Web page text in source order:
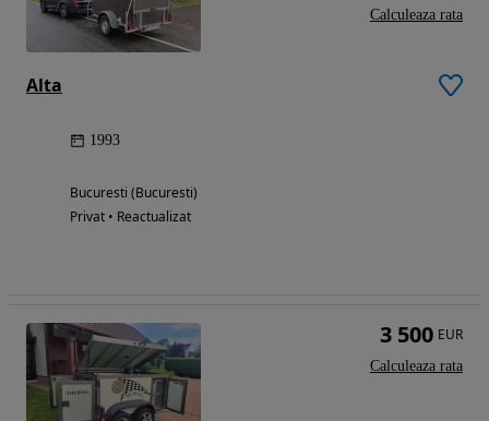
Alta
1993
Bucuresti (Bucuresti)
Privat • Reactualizat
Calculeaza rata
3 500 EUR
Calculeaza rata